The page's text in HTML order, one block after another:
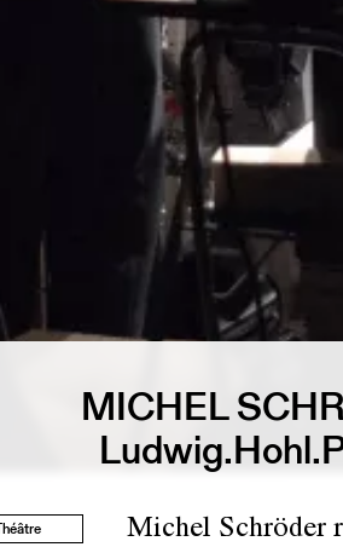
MICHEL
Michel Schröder